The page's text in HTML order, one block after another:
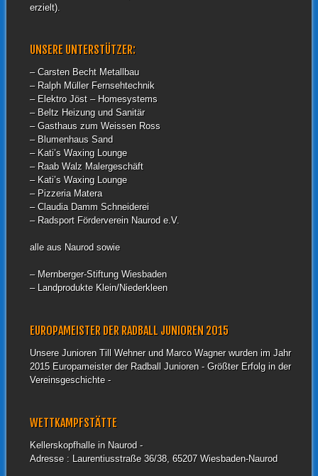
erzielt).
UNSERE UNTERSTÜTZER:
– Carsten Becht Metallbau
– Ralph Müller Fernsehtechnik
– Elektro Jöst – Homesystems
– Beltz Heizung und Sanitär
– Gasthaus zum Weissen Ross
– Blumenhaus Sand
– Kati’s Waxing Lounge
– Raab Walz Malergeschäft
– Kati’s Waxing Lounge
– Pizzeria Matera
– Claudia Damm Schneiderei
– Radsport Förderverein Naurod e.V.
alle aus Naurod sowie
– Mernberger-Stiftung Wiesbaden
– Landprodukte Klein/Niederkleen
EUROPAMEISTER DER RADBALL JUNIOREN 2015
Unsere Junioren Till Wehner und Marco Wagner wurden im Jahr
2015 Europameister der Radball Junioren - Größter Erfolg in der
Vereinsgeschichte -
WETTKAMPFSTÄTTE
Kellerskopfhalle in Naurod -
Adresse : Laurentiusstraße 36/38, 65207 Wiesbaden-Naurod